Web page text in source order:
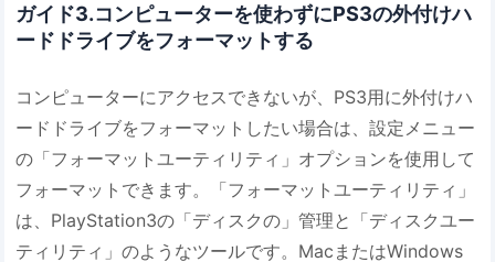
ガイド3.コンピューターを使わずにPS3の外付けハ
ードドライブをフォーマットする
コンピューターにアクセスできないが、PS3用に外付けハ
ードドライブをフォーマットしたい場合は、設定メニュー
の「フォーマットユーティリティ」オプションを使用して
フォーマットできます。「フォーマットユーティリティ」
は、PlayStation3の「ディスクの」管理と「ディスクユー
ティリティ」のようなツールです。MacまたはWindows